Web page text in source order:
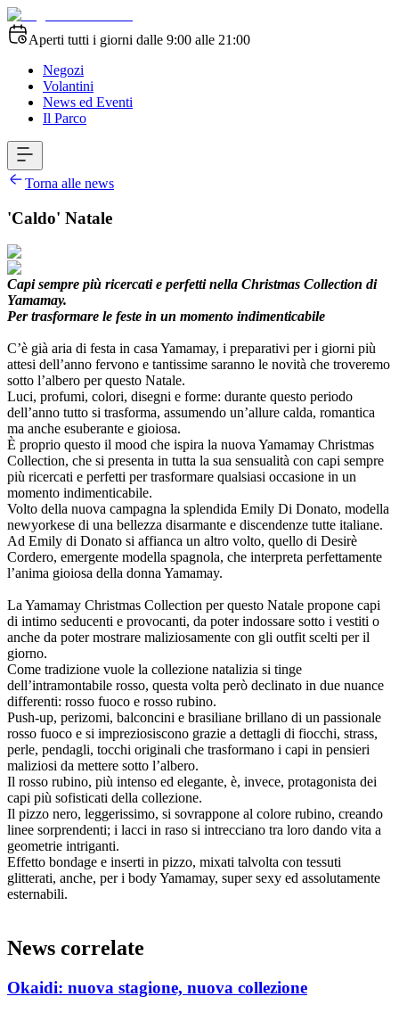
Aperti tutti i giorni dalle 9:00 alle 21:00
Negozi
Volantini
News ed Eventi
Il Parco
Torna alle news
'Caldo' Natale
Capi sempre più ricercati e perfetti nella Christmas Collection di
Yamamay.
Per trasformare le feste in un momento indimenticabile
C’è già aria di festa in casa Yamamay, i preparativi per i giorni più
attesi dell’anno fervono e tantissime saranno le novità che troveremo
sotto l’albero per questo Natale.
Luci, profumi, colori, disegni e forme: durante questo periodo
dell’anno tutto si trasforma, assumendo un’allure calda, romantica
ma anche esuberante e gioiosa.
È proprio questo il mood che ispira la nuova Yamamay Christmas
Collection, che si presenta in tutta la sua sensualità con capi sempre
più ricercati e perfetti per trasformare qualsiasi occasione in un
momento indimenticabile.
Volto della nuova campagna la splendida Emily Di Donato, modella
newyorkese di una bellezza disarmante e discendenze tutte italiane.
Ad Emily di Donato si affianca un altro volto, quello di Desirè
Cordero, emergente modella spagnola, che interpreta perfettamente
l’anima gioiosa della donna Yamamay.
La Yamamay Christmas Collection per questo Natale propone capi
di intimo seducenti e provocanti, da poter indossare sotto i vestiti o
anche da poter mostrare maliziosamente con gli outfit scelti per il
giorno.
Come tradizione vuole la collezione natalizia si tinge
dell’intramontabile rosso, questa volta però declinato in due nuance
differenti: rosso fuoco e rosso rubino.
Push-up, perizomi, balconcini e brasiliane brillano di un passionale
rosso fuoco e si impreziosiscono grazie a dettagli di fiocchi, strass,
perle, pendagli, tocchi originali che trasformano i capi in pensieri
maliziosi da mettere sotto l’albero.
Il rosso rubino, più intenso ed elegante, è, invece, protagonista dei
capi più sofisticati della collezione.
Il pizzo nero, leggerissimo, si sovrappone al colore rubino, creando
linee sorprendenti; i lacci in raso si intrecciano tra loro dando vita a
geometrie intriganti.
Effetto bondage e inserti in pizzo, mixati talvolta con tessuti
glitterati, anche, per i body Yamamay, super sexy ed assolutamente
esternabili.
News correlate
Okaidi: nuova stagione, nuova collezione